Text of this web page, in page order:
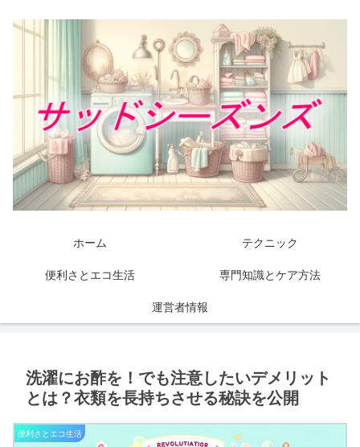
ホーム テクニック
便利さとエコ生活 専門知識とケア方法
運営者情報
洗濯にお酢を！でも注意したいデメリット
とは？衣類を長持ちさせる秘訣を公開
便利さとエコ生活